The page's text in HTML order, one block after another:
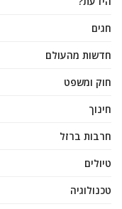
חגים
חדשות מהעולם
חוק ומשפט
חינוך
חרבות ברזל
טיולים
טכנולוגיה